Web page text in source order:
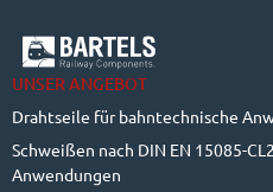
UNSER ANGEBOT
Drahtseile für bahntechnische
Schweißen nach DIN EN 15085-
Anwendungen